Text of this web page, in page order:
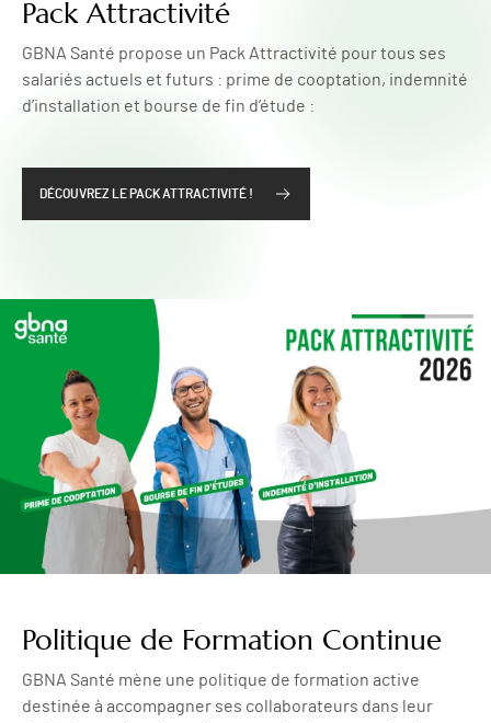
Pack Attractivité
GBNA Santé propose un Pack Attractivité pour tous ses
salariés actuels et futurs : prime de cooptation, indemnité
d’installation et bourse de fin d’étude :
DÉCOUVREZ LE PACK ATTRACTIVITÉ !
Politique de Formation Continue
GBNA Santé mène une politique de formation active
destinée à accompagner ses collaborateurs dans leur